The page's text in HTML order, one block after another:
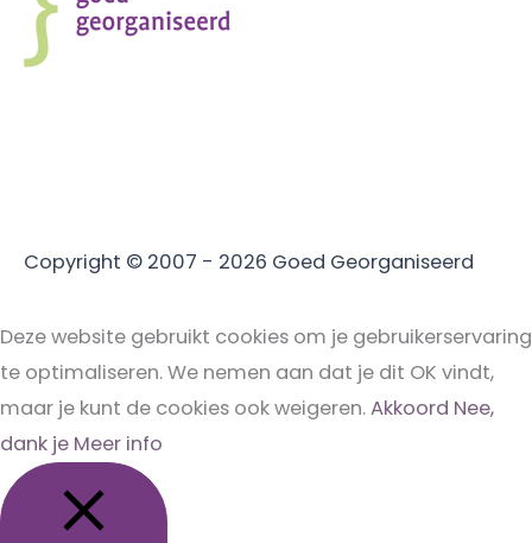
Copyright © 2007 - 2026 Goed Georganiseerd
Deze website gebruikt cookies om je gebruikerservaring
te optimaliseren. We nemen aan dat je dit OK vindt,
maar je kunt de cookies ook weigeren.Akkoord Nee,
dank je Meer info